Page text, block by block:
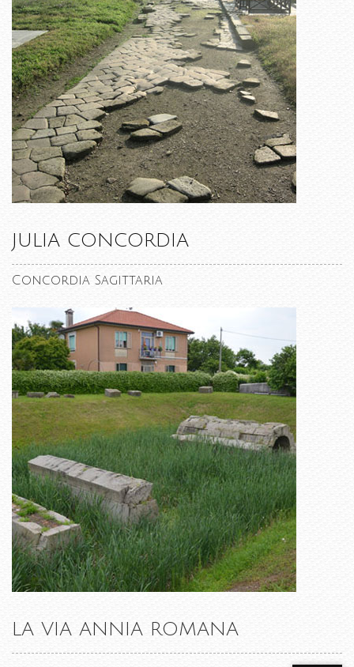
JULIA CONCORDIA
Concordia Sagittaria
LA VIA ANNIA ROMANA